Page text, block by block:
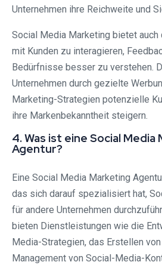
Unternehmen ihre Reichweite und
Social Media Marketing bietet
mit Kunden zu interagieren,
Bedürfnisse besser zu verstehen.
Unternehmen durch gezielte
Marketing-Strategien potenzielle
ihre Markenbekanntheit steigern.
4. Was ist eine Social Media
Agentur?
Eine Social Media Marketing
das sich darauf spezialisiert hat,
für andere Unternehmen
bieten Dienstleistungen wie die
Media-Strategien, das Erstellen
Management von Social-Media-